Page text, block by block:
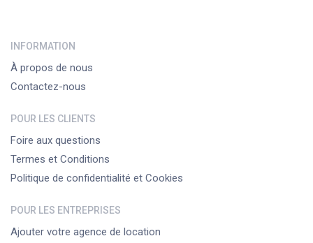
INFORMATION
À propos de nous
Contactez-nous
POUR LES CLIENTS
Foire aux questions
Termes et Conditions
Politique de confidentialité et Cookies
POUR LES ENTREPRISES
Ajouter votre agence de location